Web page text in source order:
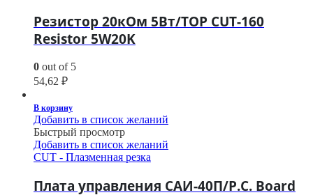
Резистор 20кОм 5Вт/TOP CUT-160
Resistor 5W20K
0 out of 5
54,62 ₽
В корзину
Добавить в список желаний
Быстрый просмотр
Добавить в список желаний
CUT - Плазменная резка
Плата управления САИ-40П/P.C. Board